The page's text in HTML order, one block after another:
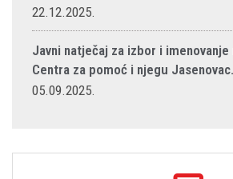
22.12.2025.
Javni natječaj za izbor i
Centra za pomoć i njegu Jasenovac.
05.09.2025.